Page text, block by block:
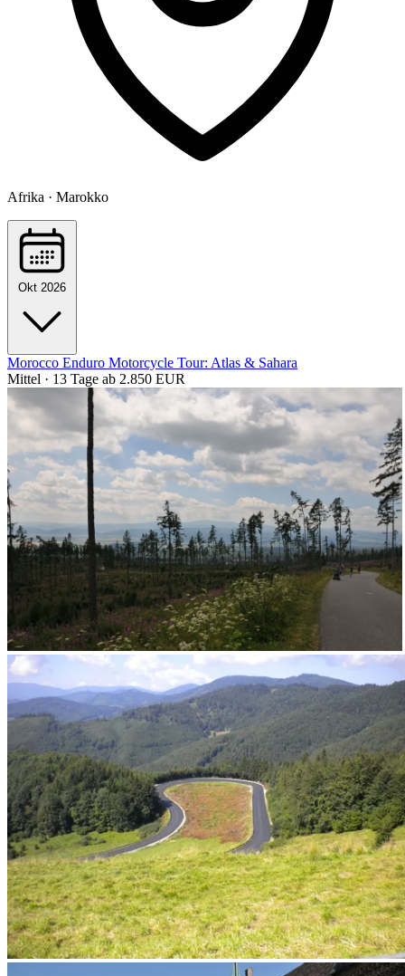
Afrika · Marokko
Okt 2026
Morocco Enduro Motorcycle Tour: Atlas & Sahara
Mittel · 13 Tage ab 2.850 EUR